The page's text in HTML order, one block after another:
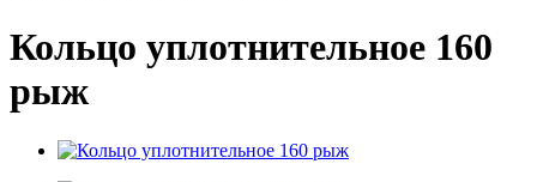
Кольцо уплотнительное 160
рыж